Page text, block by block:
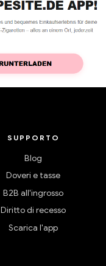
SUPPORTO
Blog
Doveri e tasse
B2B all'ingrosso
Diritto di recesso
Scarica l'app